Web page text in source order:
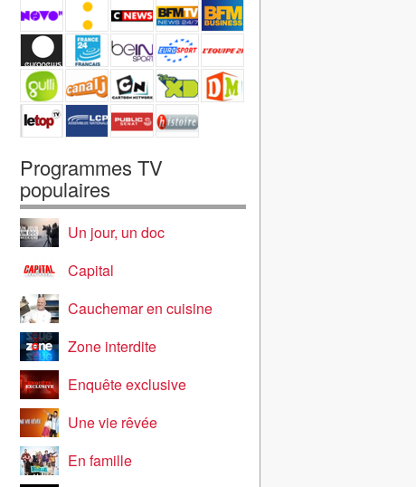
Programmes TV
populaires
Un jour, un doc
Capital
Cauchemar en cuisine
Zone interdite
Enquête exclusive
Une vie rêvée
En famille